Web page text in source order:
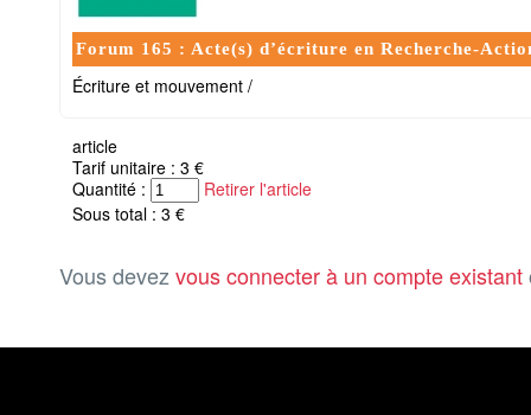
Forum 165 : Acte(s) d’écriture en Recherche-
Écriture et mouvement /
article
Tarif unitaire : 3 €
Quantité :
Retirer l'article
Sous total : 3 €
Vous devez vous connecter à un compte existant